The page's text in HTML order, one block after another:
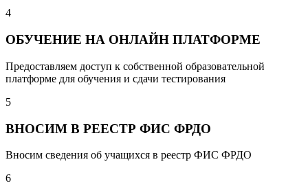
4
ОБУЧЕНИЕ НА ОНЛАЙН ПЛАТФОРМЕ
Предоставляем доступ к собственной образовательной
платформе для обучения и сдачи тестирования
5
ВНОСИМ В РЕЕСТР ФИС ФРДО
Вносим сведения об учащихся в реестр ФИС ФРДО
6